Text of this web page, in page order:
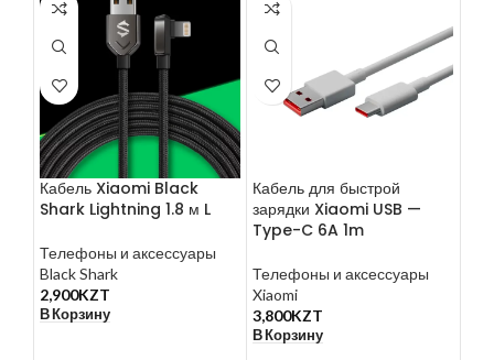
Кабель Xiaomi Black
Shark Lightning 1.8 м L
Телефоны и аксессуары
Black Shark
2,900KZT
В Корзину
Кабель для быстрой
зарядки Xiaomi USB —
Type-C 6A 1m
Телефоны и аксессуары
Xiaomi
3,800KZT
В Корзину